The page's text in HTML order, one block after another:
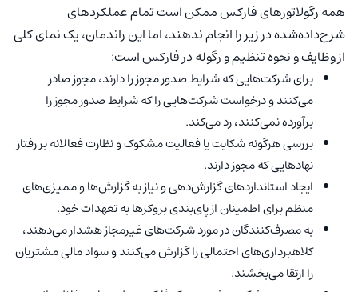
همه رگولاتور‌های فارکس ممکن است تمام عملکرد‌های
شرح‌داده‌شده در زیر را انجام ندهند، اما این راندمان، یک نمای کلی
از وظایف و نحوه تنظیم و رگوله در فارکس است:
برای شرکت‌هایی که شرایط صدور مجوز را دارند، مجوز صادر
می‌کنند و درخواست شرکت‌هایی را که شرایط صدور مجوز را
برآورده نمی‌کنند، رد می‌کند.
بررسی هرگونه شکایت یا فعالیت مشکوک و نظارت فعالانه بر رفتار
نهاد‌هایی که مجوز دارند.
ایجاد استاندارد‌های گزارش‌دهی و نیاز به گزارش‌ها و ممیزی‌های
منظم برای اطمینان از پای‌بندی بروکرها به تعهدات خود.
به مصرف‌کنندگان در مورد شرکت‌های غیرمجاز هشدار می‌دهند،
کلاهبرداری‌های احتمالی را گزارش می‌کنند و سواد مالی مشتریان
را ارتقا می‌بخشند.